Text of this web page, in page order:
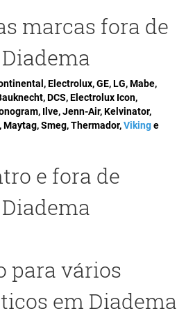
marcas fora de
Electrolux, GE, LG, Mabe,
DCS, Electrolux Icon,
Ilve, Jenn-Air, Kelvinator,
Smeg, Thermador,Vikinge
e fora de
para vários
em Diadema